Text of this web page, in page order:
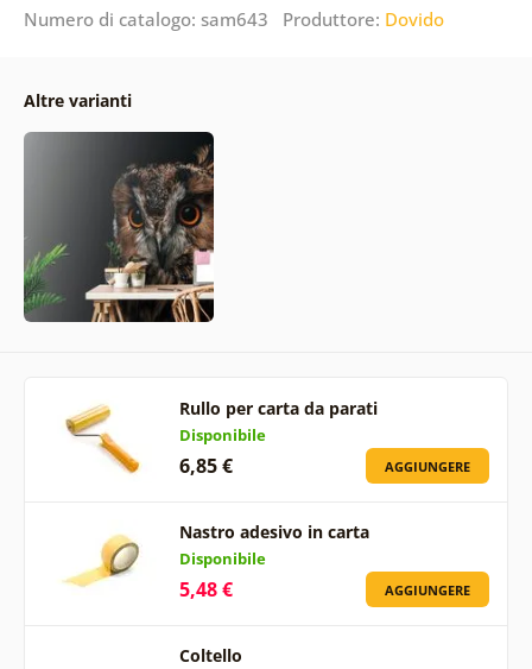
Numero di catalogo: sam643 Produttore: Dovido
Altre varianti
Rullo per carta da parati
Disponibile
6,85 € AGGIUNGERE
Nastro adesivo in carta
Disponibile
5,48 € AGGIUNGERE
Coltello